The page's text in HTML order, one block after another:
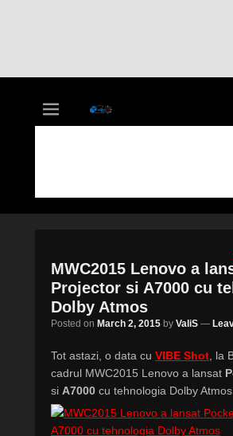
vastIT.ro
Blog de Tehnologie
MWC2015 Lenovo a
Projector si A7000 cu
Dolby Atmos
Posted on March 2, 2015 by ValiS —
Tot astazi, o data cu VIBE Shot , la
cadrul MWC2015 Lenovo a lansat
si A7000 cu tehnologia Dolby Atmos.